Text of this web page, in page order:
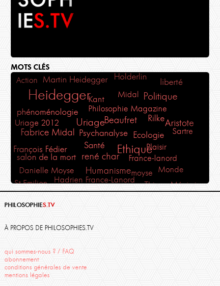
MOTS CLÉS
Action Martin Heidegger Holderlin liberté
HeideggerKant
Midal Politique
phénoménologie
Philosophie Magazine
Uriage 2012
UriageBeaufret RilkeAristote
Fabrice Midal Psychanalyse Ecologie
Sartre
François Fédier
Santé EthiquePlaisir
salon de la mort rené char
France-lanord
Danielle Moyse
Humanismemoyse
Monde
St Emilion Hadrien France-Lanord
Thierry Ménissier
Marie-France Hirigoyen Corine Pelluchon
Sophocle
Fedier
Philosophia
Descartes
OppenFinitude
PHILOSOPHIES.TV
À PROPOS DE PHILOSOPHIES.TV
qui sommes-nous ? / FAQ
abonnement
conditions générales de vente
mentions légales